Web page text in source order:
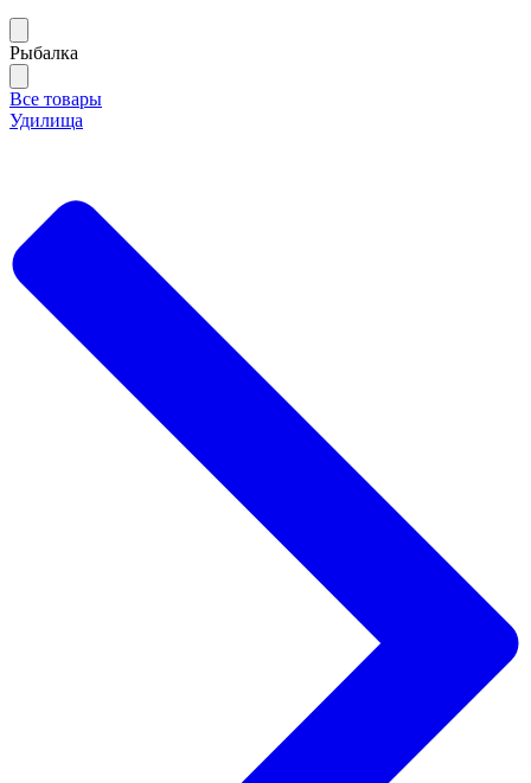
Рыбалка
Все товары
Удилища